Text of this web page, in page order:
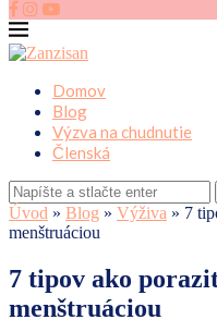
Domov
Blog
Výzva na chudnutie
Členská
Úvod » Blog » Výživa » 7
menštruáciou
7 tipov ako
menštruáciou